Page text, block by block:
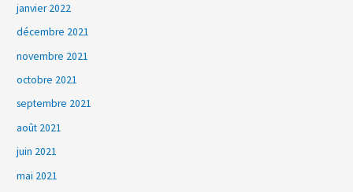
janvier 2022
décembre 2021
novembre 2021
octobre 2021
septembre 2021
août 2021
juin 2021
mai 2021